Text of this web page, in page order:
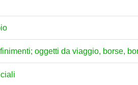
oggetti da viaggio, borse,